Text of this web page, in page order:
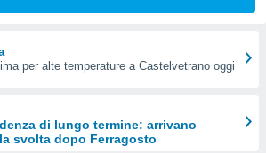
per alte temperature a Castelvetrano oggi
di lungo termine: arrivano
svolta dopo Ferragosto